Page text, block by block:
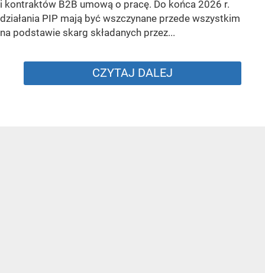
i kontraktów B2B umową o pracę. Do końca 2026 r.
działania PIP mają być wszczynane przede wszystkim
na podstawie skarg składanych przez...
CZYTAJ DALEJ